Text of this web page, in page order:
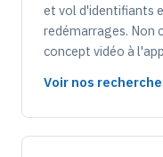
et vol d'identifiants
redémarrages. Non
concept vidéo à
Voir nos